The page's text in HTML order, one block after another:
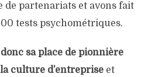
de partenariats et avons fait
tests psychométriques.
sa place de pionnière
culture d’entrepriseet